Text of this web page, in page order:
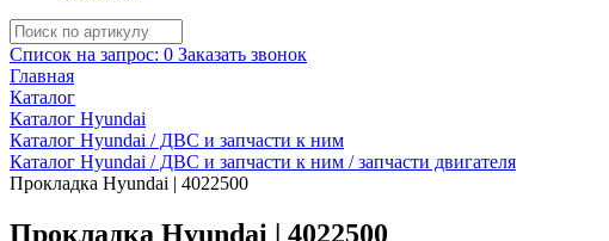
Список на запрос: 0 Заказать звонок
Главная
Каталог
Каталог Hyundai
Каталог Hyundai / ДВС и запчасти к ним
Каталог Hyundai / ДВС и запчасти к ним / запчасти двигателя
Прокладка Hyundai | 4022500
Прокладка Hyundai | 4022500